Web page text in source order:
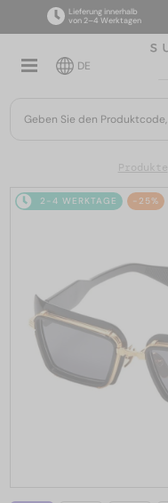
Lieferung innerhalb
von 2–4 Werktagen
DE
Produkte
2-4 WERKTAGE -25%